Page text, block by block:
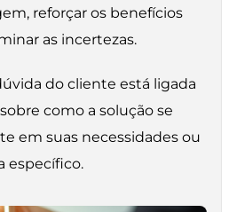
reforçar os benefícios
as incertezas.
do cliente está ligada
como a solução se
em suas necessidades ou
específico.